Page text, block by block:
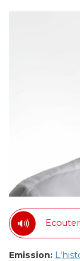
Ecouter
Emission: